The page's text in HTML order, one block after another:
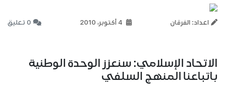
اعداد: الفرقان 0 تعليق
الاتحاد الإسلامي: سنعزز الوحدة الوطنية
باتباعنا المنهج السلفي